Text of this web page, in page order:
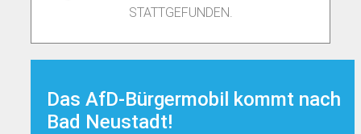
STATTGEFUNDEN.
Das AfD-Bürgermobil kommt nach
Bad Neustadt!